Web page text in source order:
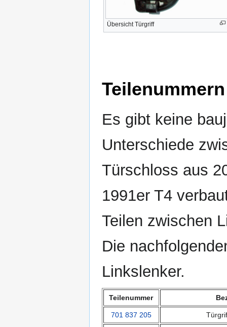
Übersicht Türgriff
Teilenummern
Es gibt keine
Unterschiede
Türschloss aus
1991er T4
Teilen zwischen
Die
Linkslenker.
Teilenummer
701 837 205